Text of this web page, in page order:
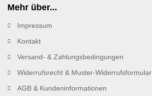
Mehr über...
Impressum
Kontakt
Versand- & Zahlungsbedingungen
Widerrufsrecht & Muster-Widerrufsformular
AGB & Kundeninformationen